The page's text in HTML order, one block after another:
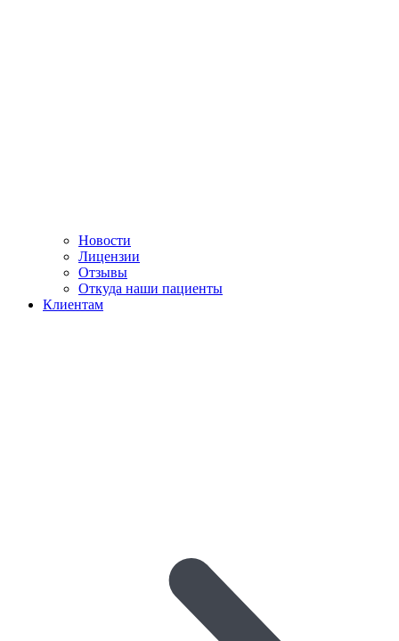
Новости
Лицензии
Отзывы
Откуда наши пациенты
Клиентам